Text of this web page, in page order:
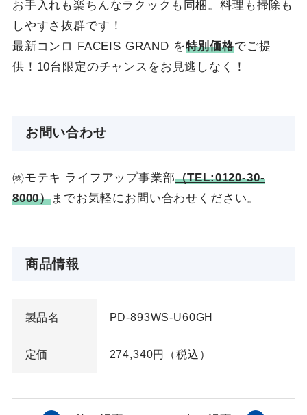
お手入れも楽ちんなラクックも同梱。料理も掃除も
しやすさ抜群です！
最新コンロ FACEIS GRAND を特別価格でご提
供！10台限定のチャンスをお見逃しなく！
お問い合わせ
㈱モテキ ライフアップ事業部（TEL:0120-30-
8000）までお気軽にお問い合わせください。
商品情報
製品名 PD-893WS-U60GH
定価 274,340円（税込）